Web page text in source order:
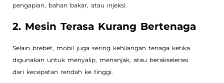
pengapian, bahan bakar, atau injeksi.
2. Mesin Terasa Kurang Bertenaga
Selain brebet, mobil juga sering kehilangan tenaga ketika
digunakan untuk menyalip, menanjak, atau berakselerasi
dari kecepatan rendah ke tinggi.